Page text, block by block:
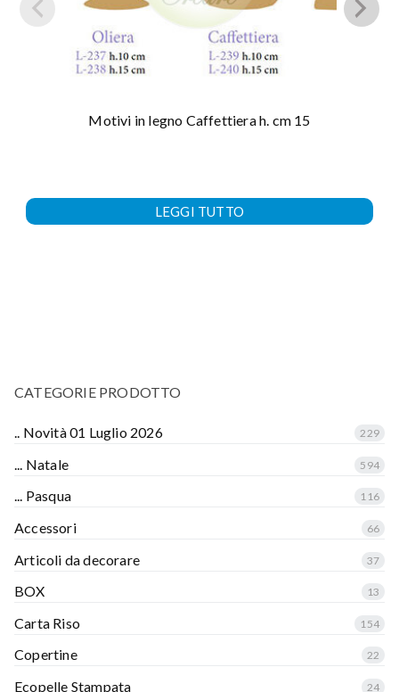
Motivi in legno Caffettiera h. cm 15
LEGGI TUTTO
CATEGORIE PRODOTTO
.. Novità 01 Luglio 2026 229
... Natale 594
... Pasqua 116
Accessori 66
Articoli da decorare 37
BOX 13
Carta Riso 154
Copertine 22
Ecopelle Stampata 24